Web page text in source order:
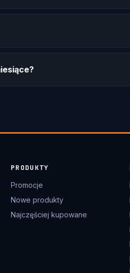
PRODUKTY
Promocje
Nowe produkty
Najczęściej kupowane